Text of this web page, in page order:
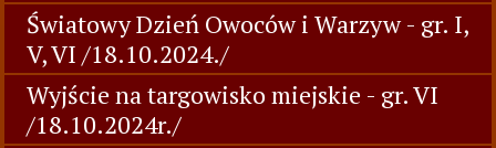
Światowy Dzień Owoców i Warzyw - gr. I,
V, VI /18.10.2024./
Wyjście na targowisko miejskie - gr. VI
/18.10.2024r./